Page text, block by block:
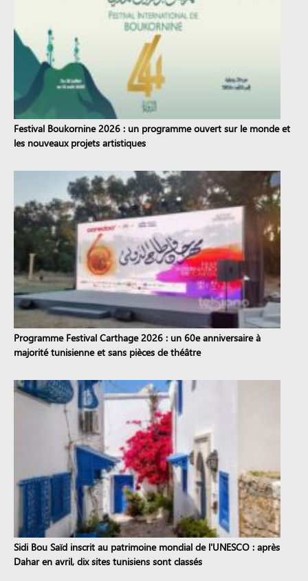
Festival Boukornine 2026 : un programme ouvert sur le monde et
les nouveaux projets artistiques
Programme Festival Carthage 2026 : un 60e anniversaire à
majorité tunisienne et sans pièces de théâtre
Sidi Bou Saïd inscrit au patrimoine mondial de l'UNESCO : après
Dahar en avril, dix sites tunisiens sont classés